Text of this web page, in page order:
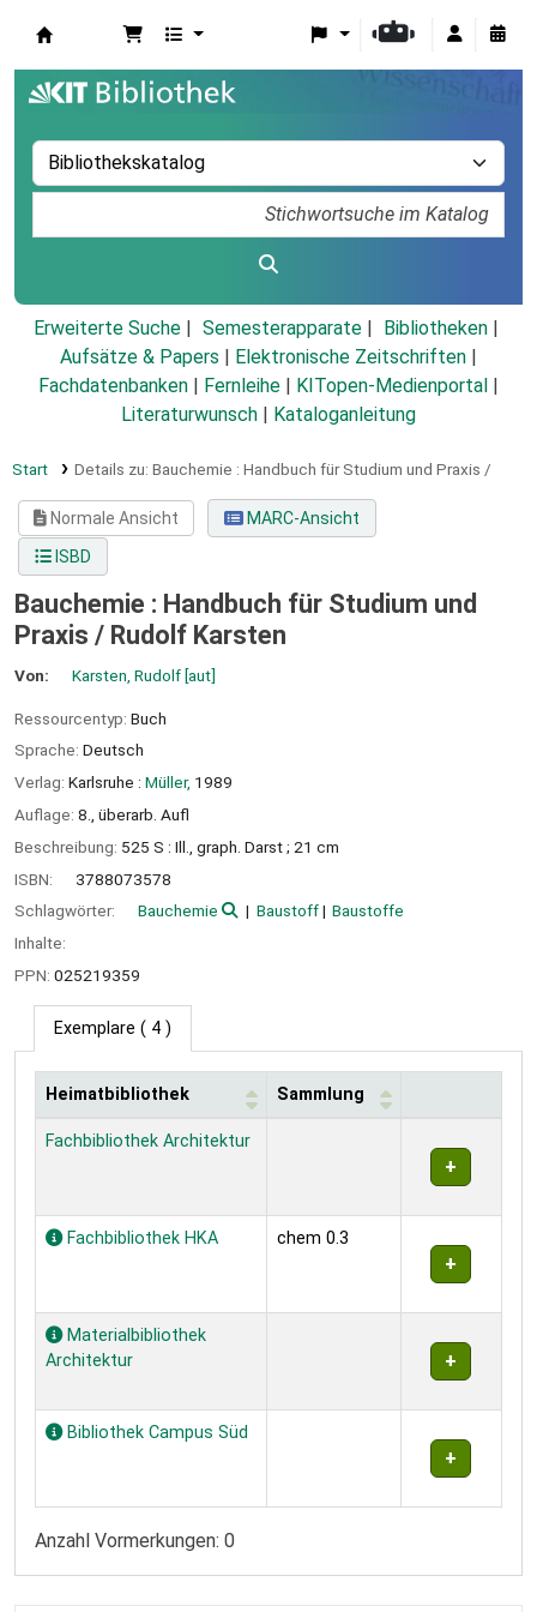
Erweiterte Suche Semesterapparate
Bibliotheken
Aufsätze & Papers
Elektronische Zeitschriften
Fachdatenbanken
Fernleihe KITopen-Medienportal
Literaturwunsch
Kataloganleitung
Start Details zu: Bauchemie : Handbuch für Studium und Praxis /
Normale Ansicht
MARC-Ansicht
ISBD
Bauchemie : Handbuch für Studium und
Praxis / Rudolf Karsten
Von: Karsten, Rudolf[aut]
Ressourcentyp: Buch
Sprache: Deutsch
Verlag: Karlsruhe : Müller, 1989
Auflage: 8., überarb. Aufl
Beschreibung: 525 S : Ill., graph. Darst ; 21 cm
ISBN:
3788073578
Schlagwörter:
Bauchemie Baustoff
Baustoffe
Inhalte:
PPN: 025219359
Exemplare ( 4 )
Exemplare
Heimatbibliothek Sammlung
Fachbibliothek Architektur
Fachbibliothek HKA chem 0.3
Materialbibliothek
Architektur
Bibliothek Campus Süd
Anzahl Vormerkungen: 0